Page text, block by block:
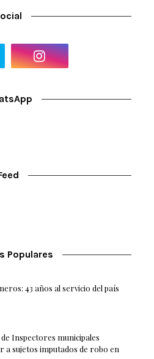
Populares
43 años al servicio del país
Inspectores municipales
a sujetos imputados de robo en